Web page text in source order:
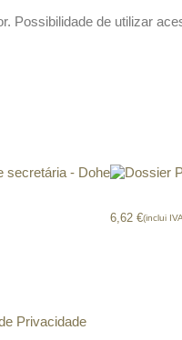
de utilizar
6,62 €(inclui
Privacidade